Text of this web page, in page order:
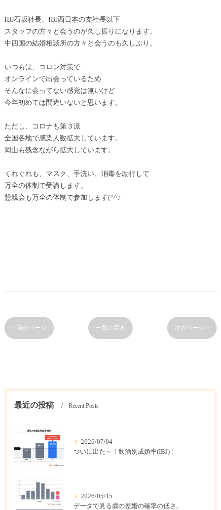
IBJ石坂社長、IBJ西日本の支社長以下
スタッフの方々と会うのが久し振りになります。
中四国の結婚相談所の方々と会うのも久しぶり。
いつもは、コロン対策で
オンラインで出会っているため
そんなに会ってない感覚は無いけど
今年初めては間違いないと思います。
ただし、コロナも第３派
全国各地で感染人数拡大しています。
岡山も残念ながら拡大しています。
くれぐれも、マスク、手洗い、消毒を励行して
万全の体制で受講します。
懇親会も万全の体制で参加します(^^♪
< 前のページ 一覧に戻る 次のページ >
最近の投稿 Recent Posts
2026/07/04
ついに出た～！飲酒別成婚率(IBJ)！
2026/05/15
データで見る歳の差婚の確率の低さ。